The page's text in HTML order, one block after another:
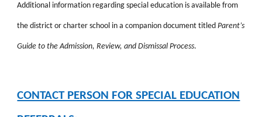
Additional information regarding special education is available from
the district or charter school in a companion document titledParent’s
Guide to the Admission, Review, and Dismissal Process.
CONTACT PERSON FOR SPECIAL EDUCATION